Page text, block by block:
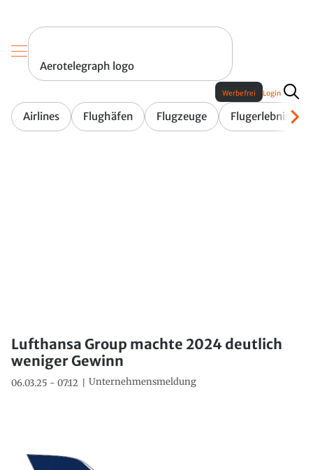
Aerotelegraph logo
Airlines Flughäfen Flugzeuge Flugerlebnis
Werbefrei Login
Lufthansa Group machte 2024 deutlich
weniger Gewinn
06.03.25 - 07:12 Unternehmensmeldung